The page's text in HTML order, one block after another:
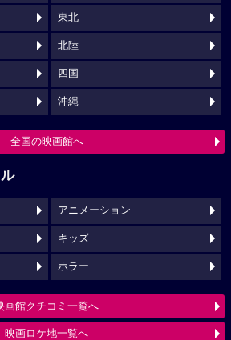
東北
北陸
四国
沖縄
全国の映画館へ
アニメーション
キッズ
ホラー
画館クチコミ一覧へ
映画ロケ地一覧へ